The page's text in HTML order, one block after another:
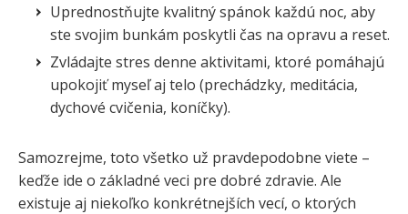
Uprednostňujte kvalitný spánok každú noc, aby
ste svojim bunkám poskytli čas na opravu a reset.
Zvládajte stres denne aktivitami, ktoré pomáhajú
upokojiť myseľ aj telo (prechádzky, meditácia,
dychové cvičenia, koníčky).
Samozrejme, toto všetko už pravdepodobne viete –
keďže ide o základné veci pre dobré zdravie. Ale
existuje aj niekoľko konkrétnejších vecí, o ktorých